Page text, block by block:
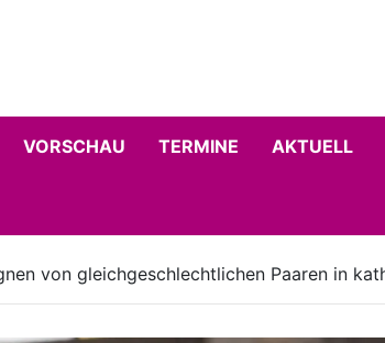
VORSCHAU TERMINE AKTUELL
von gleichgeschlechtlichen Paaren in